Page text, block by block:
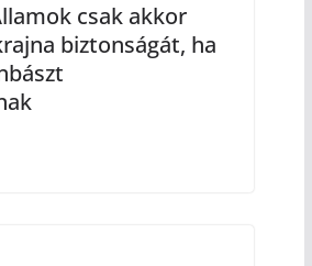
csak akkor
biztonságát, ha